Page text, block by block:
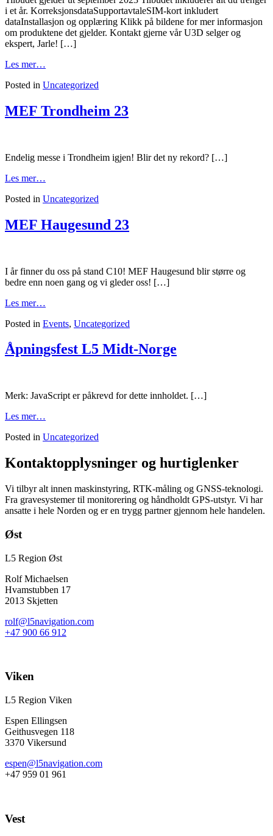
i et år. KorreksjonsdataSupportavtaleSIM-kort inkludert
dataInstallasjon og opplæring Klikk på bildene for mer informasjon
om produktene det gjelder. Kontakt gjerne vår U3D selger og
ekspert, Jarle! […]
Les mer…
Posted in Uncategorized
MEF Trondheim 23
Endelig messe i Trondheim igjen! Blir det ny rekord? […]
Les mer…
Posted in Uncategorized
MEF Haugesund 23
I år finner du oss på stand C10! MEF Haugesund blir større og
bedre enn noen gang og vi gleder oss! […]
Les mer…
Posted in Events, Uncategorized
Åpningsfest L5 Midt-Norge
Merk: JavaScript er påkrevd for dette innholdet. […]
Les mer…
Posted in Uncategorized
Kontaktopplysninger og hurtiglenker
Vi tilbyr alt innen maskinstyring, RTK-måling og GNSS-teknologi.
Fra gravesystemer til monitorering og håndholdt GPS-utstyr. Vi har
ansatte i hele Norden og er en trygg partner gjennom hele handelen.
Øst
L5 Region Øst
Rolf Michaelsen
Hvamstubben 17
2013 Skjetten
rolf@l5navigation.com
+47 900 66 912
Viken
L5 Region Viken
Espen Ellingsen
Geithusvegen 118
3370 Vikersund
espen@l5navigation.com
+47 959 01 961
Vest